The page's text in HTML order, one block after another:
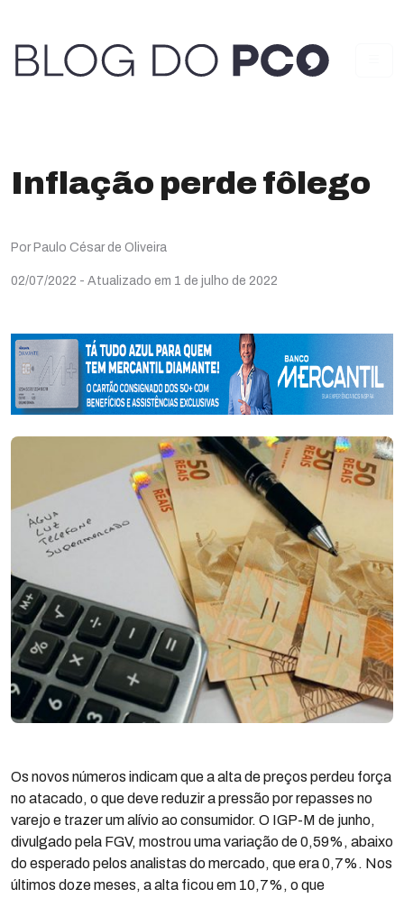
Inflação perde fôlego
Por Paulo César de Oliveira
02/07/2022 - Atualizado em 1 de julho de 2022
Os novos números indicam que a alta de preços perdeu força
no atacado, o que deve reduzir a pressão por repasses no
varejo e trazer um alívio ao consumidor. O IGP-M de junho,
divulgado pela FGV, mostrou uma variação de 0,59%, abaixo
do esperado pelos analistas do mercado, que era 0,7%. Nos
últimos doze meses, a alta ficou em 10,7%, o que